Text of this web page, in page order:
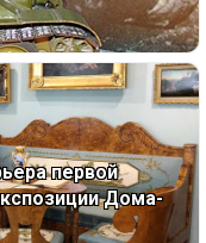
первой
Дома-